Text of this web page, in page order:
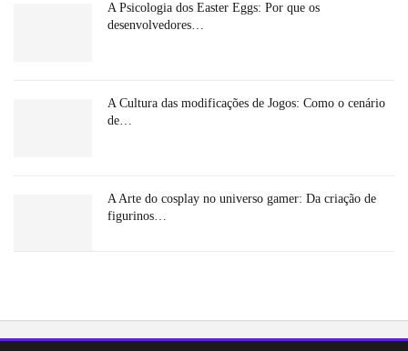
A Psicologia dos Easter Eggs: Por que os
desenvolvedores…
A Cultura das modificações de Jogos: Como o cenário
de…
A Arte do cosplay no universo gamer: Da criação de
figurinos…